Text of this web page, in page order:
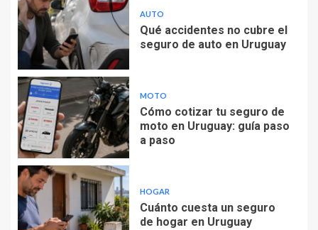
AUTO
Qué accidentes no cubre el
seguro de auto en Uruguay
MOTO
Cómo cotizar tu seguro de
moto en Uruguay: guía paso
a paso
HOGAR
Cuánto cuesta un seguro
de hogar en Uruguay